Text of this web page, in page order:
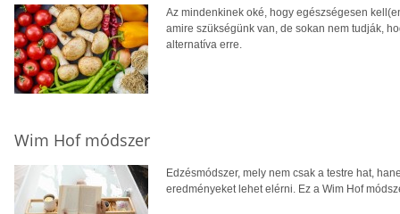
Az mindenkinek oké, hogy egészségesen
amire szükségünk van, de sokan nem tudják,
alternatíva erre.
Wim Hof módszer
Edzésmódszer, mely nem csak a testre hat,
eredményeket lehet elérni. Ez a Wim Hof